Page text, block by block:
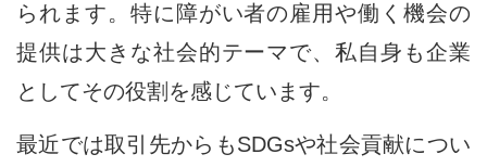
られます。特に障がい者の雇用や働く機会の
提供は大きな社会的テーマで、私自身も企業
としてその役割を感じています。
最近では取引先からもSDGsや社会貢献につい